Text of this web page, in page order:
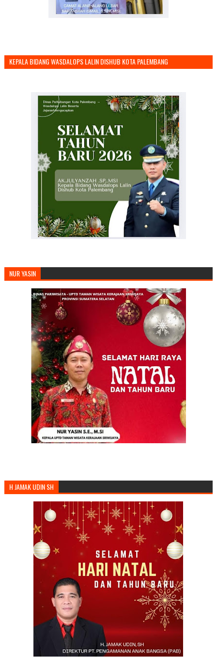
KEPALA BIDANG WASDALOPS LALIN DISHUB KOTA PALEMBANG
NUR YASIN
H JAMAK UDIN SH